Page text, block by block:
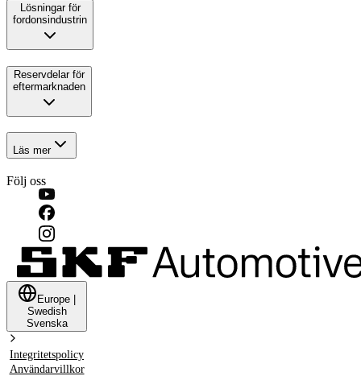
Lösningar för
fordonsindustrin
Reservdelar för
eftermarknaden
Läs mer
Följ oss
Europe
Swedish
Svenska
Integritetspolicy
Användarvillkor